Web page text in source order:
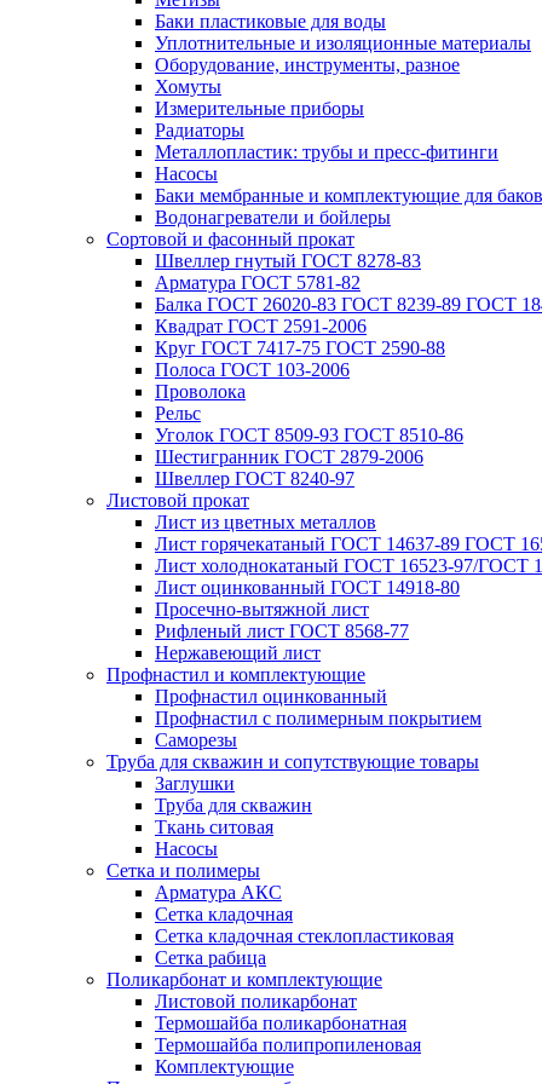
Баки пластиковые для воды
Уплотнительные и изоляционные материалы
Оборудование, инструменты, разное
Хомуты
Измерительные приборы
Радиаторы
Металлопластик: трубы и пресс-фитинги
Насосы
Баки мембранные и комплектующие для баков
Водонагреватели и бойлеры
Сортовой и фасонный прокат
Швеллер гнутый ГОСТ 8278-83
Арматура ГОСТ 5781-82
Балка ГОСТ 26020-83 ГОСТ 8239-89 ГОСТ
Квадрат ГОСТ 2591-2006
Круг ГОСТ 7417-75 ГОСТ 2590-88
Полоса ГОСТ 103-2006
Проволока
Рельс
Уголок ГОСТ 8509-93 ГОСТ 8510-86
Шестигранник ГОСТ 2879-2006
Швеллер ГОСТ 8240-97
Листовой прокат
Лист из цветных металлов
Лист горячекатаный ГОСТ 14637-89 ГОСТ
Лист холоднокатаный ГОСТ 16523-97/ГОСТ
Лист оцинкованный ГОСТ 14918-80
Просечно-вытяжной лист
Рифленый лист ГОСТ 8568-77
Нержавеющий лист
Профнастил и комплектующие
Профнастил оцинкованный
Профнастил с полимерным покрытием
Саморезы
Труба для скважин и сопутствующие товары
Заглушки
Труба для скважин
Ткань ситовая
Насосы
Сетка и полимеры
Арматура АКС
Сетка кладочная
Сетка кладочная стеклопластиковая
Сетка рабица
Поликарбонат и комплектующие
Листовой поликарбонат
Термошайба поликарбонатная
Термошайба полипропиленовая
Комплектующие